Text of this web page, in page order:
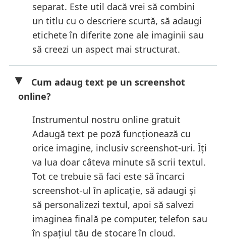
separat. Este util dacă vrei să combini
un titlu cu o descriere scurtă, să adaugi
etichete în diferite zone ale imaginii sau
să creezi un aspect mai structurat.
Cum adaug text pe un screenshot
online?
Instrumentul nostru online gratuit
Adaugă text pe poză funcționează cu
orice imagine, inclusiv screenshot-uri. Îți
va lua doar câteva minute să scrii textul.
Tot ce trebuie să faci este să încarci
screenshot-ul în aplicație, să adaugi și
să personalizezi textul, apoi să salvezi
imaginea finală pe computer, telefon sau
în spațiul tău de stocare în cloud.